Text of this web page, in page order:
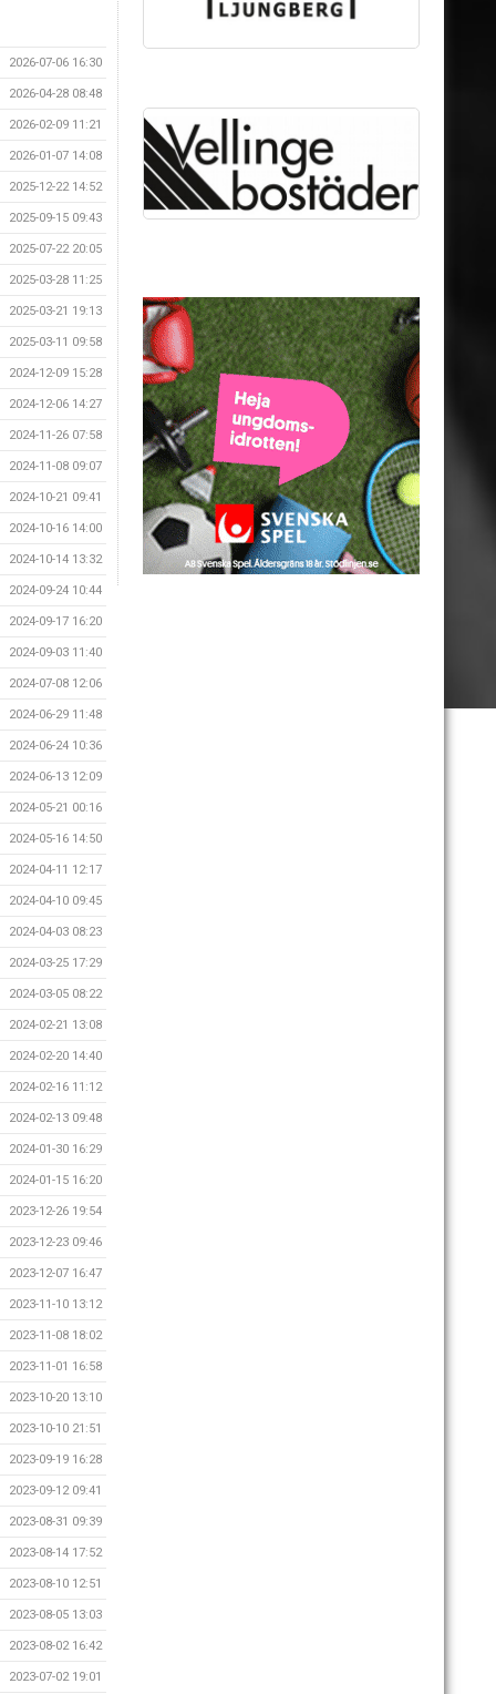
2026-07-06 16:30
2026-04-28 08:48
2026-02-09 11:21
2026-01-07 14:08
2025-12-22 14:52
2025-09-15 09:43
2025-07-22 20:05
2025-03-28 11:25
2025-03-21 19:13
2025-03-11 09:58
2024-12-09 15:28
2024-12-06 14:27
2024-11-26 07:58
2024-11-08 09:07
2024-10-21 09:41
2024-10-16 14:00
2024-10-14 13:32
2024-09-24 10:44
2024-09-17 16:20
2024-09-03 11:40
2024-07-08 12:06
2024-06-29 11:48
2024-06-24 10:36
2024-06-13 12:09
2024-05-21 00:16
2024-05-16 14:50
2024-04-11 12:17
2024-04-10 09:45
2024-04-03 08:23
2024-03-25 17:29
2024-03-05 08:22
2024-02-21 13:08
2024-02-20 14:40
2024-02-16 11:12
2024-02-13 09:48
2024-01-30 16:29
2024-01-15 16:20
2023-12-26 19:54
2023-12-23 09:46
2023-12-07 16:47
2023-11-10 13:12
2023-11-08 18:02
2023-11-01 16:58
2023-10-20 13:10
2023-10-10 21:51
2023-09-19 16:28
2023-09-12 09:41
2023-08-31 09:39
2023-08-14 17:52
2023-08-10 12:51
2023-08-05 13:03
2023-08-02 16:42
2023-07-02 19:01